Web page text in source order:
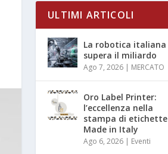
ULTIMI ARTICOLI
La robotica italiana
supera il miliardo
Ago 7, 2026 | MERCATO
Oro Label Printer:
l’eccellenza nella
stampa di etichette
Made in Italy
Ago 6, 2026 | Eventi